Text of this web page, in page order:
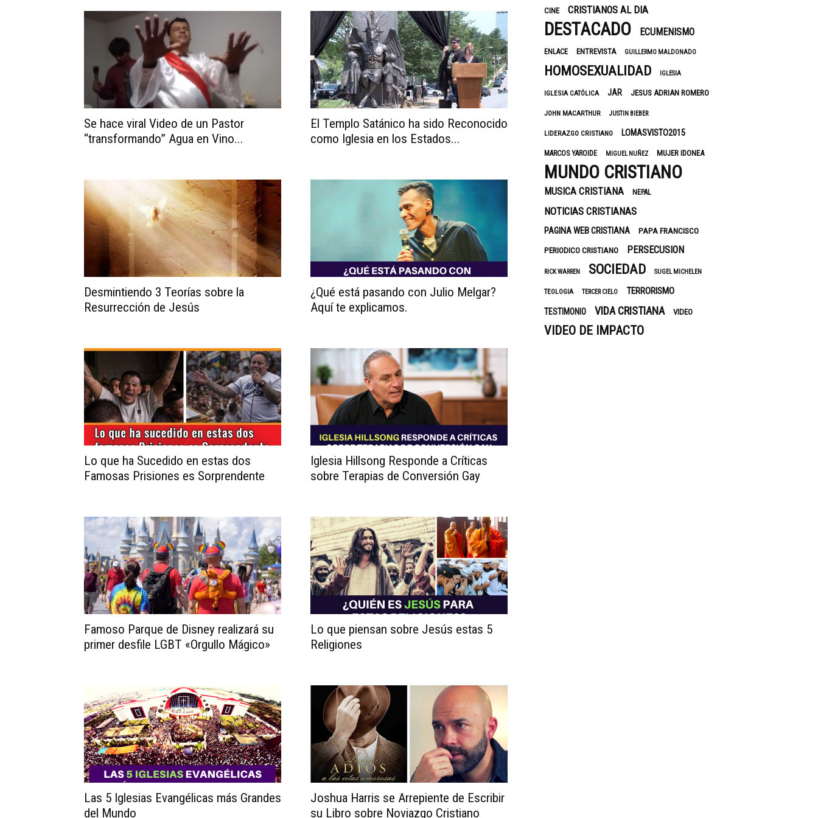
Se hace viral Video de un Pastor
“transformando” Agua en Vino...
El Templo Satánico ha sido Reconocido
como Iglesia en los Estados...
Desmintiendo 3 Teorías sobre la
Resurrección de Jesús
¿Qué está pasando con Julio Melgar?
Aquí te explicamos.
Lo que ha Sucedido en estas dos
Famosas Prisiones es Sorprendente
Iglesia Hillsong Responde a Críticas
sobre Terapias de Conversión Gay
Famoso Parque de Disney realizará su
primer desfile LGBT «Orgullo Mágico»
Lo que piensan sobre Jesús estas 5
Religiones
Las 5 Iglesias Evangélicas más Grandes
del Mundo
Joshua Harris se Arrepiente de Escribir
su Libro sobre Noviazgo Cristiano
CINE CRISTIANOS AL DIA
DESTACADO ECUMENISMO
ENLACE ENTREVISTA GUILLERMO MALDONADO
HOMOSEXUALIDAD IGLESIA
IGLESIA CATÓLICA JAR JESUS ADRIAN ROMERO
JOHN MACARTHUR JUSTIN BIEBER
LIDERAZGO CRISTIANO LOMASVISTO2015
MARCOS YAROIDE MIGUEL NUÑEZ MUJER IDONEA
MUNDO CRISTIANO
MUSICA CRISTIANA NEPAL
NOTICIAS CRISTIANAS
PAGINA WEB CRISTIANA
PAPA FRANCISCO
PERIODICO CRISTIANO
PERSECUSION
RICK WARREN SOCIEDAD SUGEL MICHELEN
TEOLOGIA TERCER CIELO TERRORISMO
TESTIMONIO VIDA CRISTIANA VIDEO
VIDEO DE IMPACTO